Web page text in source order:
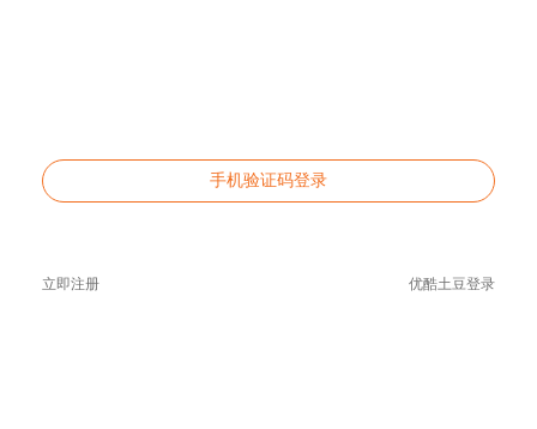
手机验证码登录
立即注册 优酷土豆登录